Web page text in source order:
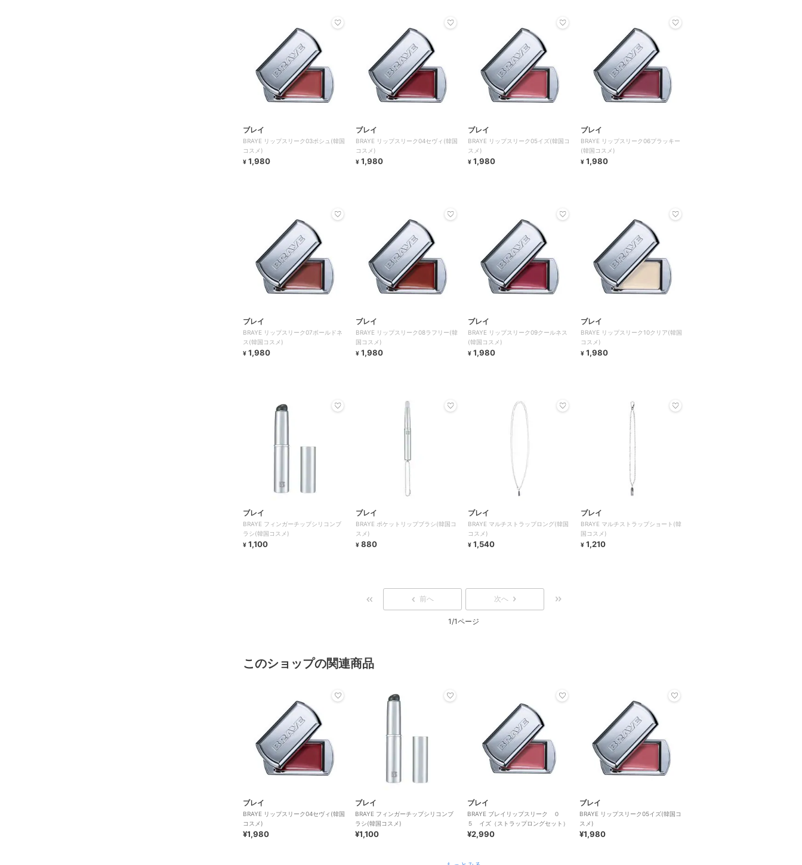
ブレイ
BRAYE リップスリーク03ポシュ(韓国
コスメ)
¥ 1,980
ブレイ
BRAYE リップスリーク04セヴィ(韓国
コスメ)
¥ 1,980
ブレイ
BRAYE リップスリーク05イズ(韓国コ
スメ)
¥ 1,980
ブレイ
BRAYE リップスリーク06プラッキー
(韓国コスメ)
¥ 1,980
ブレイ
BRAYE リップスリーク07ボールドネ
ス(韓国コスメ)
¥ 1,980
ブレイ
BRAYE リップスリーク08ラフリー(韓
国コスメ)
¥ 1,980
ブレイ
BRAYE リップスリーク09クールネス
(韓国コスメ)
¥ 1,980
ブレイ
BRAYE リップスリーク10クリア(韓国
コスメ)
¥ 1,980
ブレイ
BRAYE フィンガーチップシリコンブ
ラシ(韓国コスメ)
¥ 1,100
ブレイ
BRAYE ポケットリップブラシ(韓国コ
スメ)
¥ 880
ブレイ
BRAYE マルチストラップロング(韓国
コスメ)
¥ 1,540
ブレイ
BRAYE マルチストラップショート(韓
国コスメ)
¥ 1,210
前へ 次へ
1/1ページ
このショップの関連商品
ブレイ
BRAYE リップスリーク04セヴィ(韓国
コスメ)
¥1,980
ブレイ
BRAYE フィンガーチップシリコンブ
ラシ(韓国コスメ)
¥1,100
ブレイ
BRAYE ブレイリップスリーク ０
５ イズ（ストラップロングセット）
¥2,990
ブレイ
BRAYE リップスリーク05イズ(韓国コ
スメ)
¥1,980